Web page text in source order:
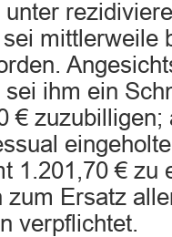
mittlerweile
sei ihm ein
€ zuzubilligen;
1.201,70 € zu
zum Ersatz
verpflichtet.